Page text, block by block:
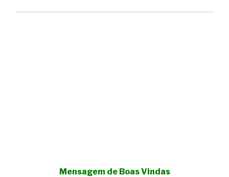
Mensagem de Boas Vindas